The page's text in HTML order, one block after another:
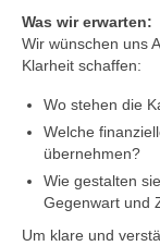
Was wir erwarten:
Wir wünschen uns
Klarheit schaffen:
Wo stehen die
Welche
übernehmen?
Wie gestalten
Gegenwart und
Um klare und